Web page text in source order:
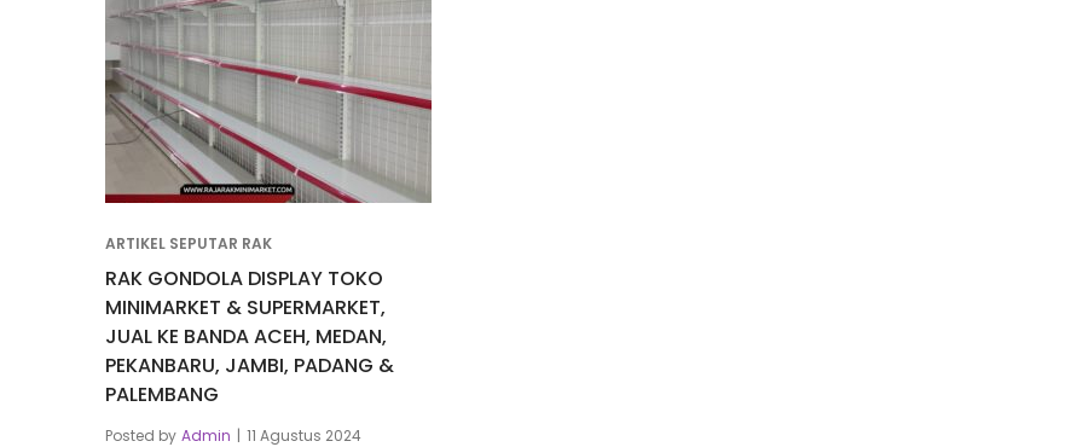
ARTIKEL SEPUTAR RAK
RAK GONDOLA DISPLAY TOKO
MINIMARKET & SUPERMARKET,
JUAL KE BANDA ACEH, MEDAN,
PEKANBARU, JAMBI, PADANG &
PALEMBANG
Posted by Admin 11 Agustus 2024